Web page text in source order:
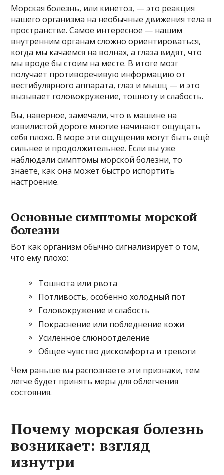
Морская болезнь, или кинетоз, — это реакция
нашего организма на необычные движения тела в
пространстве. Самое интересное — нашим
внутренним органам сложно ориентироваться,
когда мы качаемся на волнах, а глаза видят, что
мы вроде бы стоим на месте. В итоге мозг
получает противоречивую информацию от
вестибулярного аппарата, глаз и мышц — и это
вызывает головокружение, тошноту и слабость.
Вы, наверное, замечали, что в машине на
извилистой дороге многие начинают ощущать
себя плохо. В море эти ощущения могут быть ещё
сильнее и продолжительнее. Если вы уже
наблюдали симптомы морской болезни, то
знаете, как она может быстро испортить
настроение.
Основные симптомы морской
болезни
Вот как организм обычно сигнализирует о том,
что ему плохо:
Тошнота или рвота
Потливость, особенно холодный пот
Головокружение и слабость
Покраснение или побледнение кожи
Усиленное слюноотделение
Общее чувство дискомфорта и тревоги
Чем раньше вы распознаете эти признаки, тем
легче будет принять меры для облегчения
состояния.
Почему морская болезнь
возникает: взгляд
изнутри